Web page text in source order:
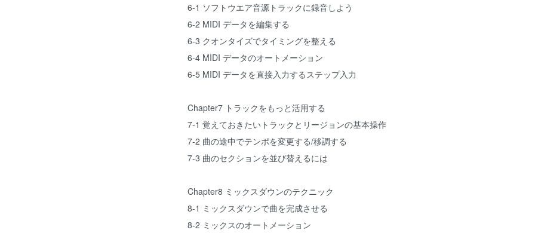
6-1 ソフトウエア音源トラックに録音しよう
6-2 MIDI データを編集する
6-3 クオンタイズでタイミングを整える
6-4 MIDI データのオートメーション
6-5 MIDI データを直接入力するステップ入力
Chapter7 トラックをもっと活用する
7-1 覚えておきたいトラックとリージョンの基本操作
7-2 曲の途中でテンポを変更する/移調する
7-3 曲のセクションを並び替えるには
Chapter8 ミックスダウンのテクニック
8-1 ミックスダウンで曲を完成させる
8-2 ミックスのオートメーション